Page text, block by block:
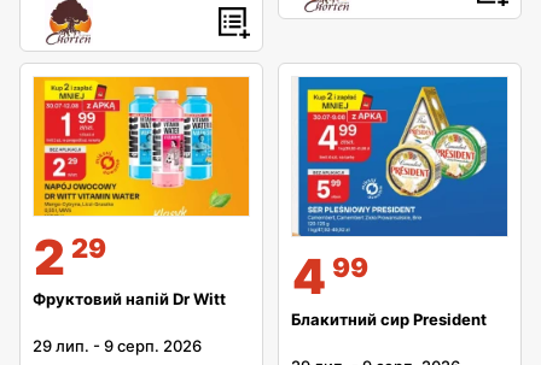
2 29
Фруктовий напій Dr Witt
29 лип. -9 серп. 2026
4 99
Блакитний сир President